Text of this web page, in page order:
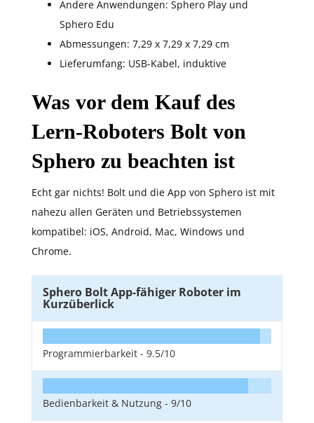
Andere Anwendungen: Sphero Play und
Sphero Edu
Abmessungen: 7,29 x 7,29 x 7,29 cm
Lieferumfang: USB-Kabel, induktive
Was vor dem Kauf des
Lern-Roboters Bolt von
Sphero zu beachten ist
Echt gar nichts! Bolt und die App von Sphero ist mit
nahezu allen Geräten und Betriebssystemen
kompatibel: iOS, Android, Mac, Windows und
Chrome.
Sphero Bolt App-fähiger Roboter im
Kurzüberlick
Programmierbarkeit - 9.5/10
Bedienbarkeit & Nutzung - 9/10